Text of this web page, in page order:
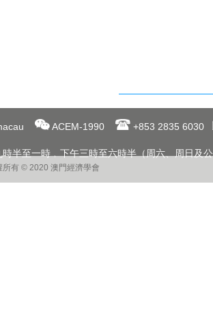
ACEM-1990
+853 2835 6030
半至一時﹐下午三時至六時半（周六、周日及
有 © 2020 澳門經濟學會